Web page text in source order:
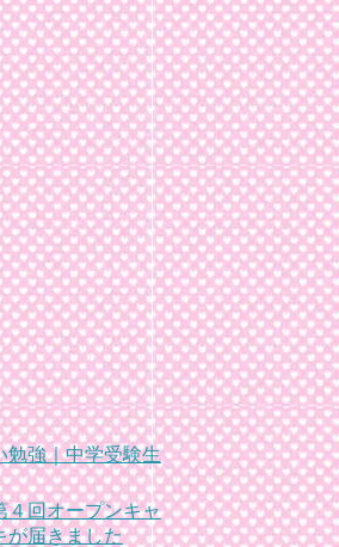
勉強｜中学受験生
４回オープンキャ
が届きました